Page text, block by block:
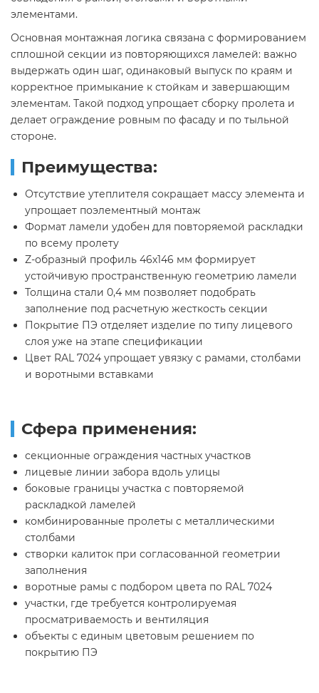
элементами.
Основная монтажная логика связана с формированием
сплошной секции из повторяющихся ламелей: важно
выдержать один шаг, одинаковый выпуск по краям и
корректное примыкание к стойкам и завершающим
элементам. Такой подход упрощает сборку пролета и
делает ограждение ровным по фасаду и по тыльной
стороне.
Преимущества:
Отсутствие утеплителя сокращает массу элемента и
упрощает поэлементный монтаж
Формат ламели удобен для повторяемой раскладки
по всему пролету
Z-образный профиль 46х146 мм формирует
устойчивую пространственную геометрию ламели
Толщина стали 0,4 мм позволяет подобрать
заполнение под расчетную жесткость секции
Покрытие ПЭ отделяет изделие по типу лицевого
слоя уже на этапе спецификации
Цвет RAL 7024 упрощает увязку с рамами, столбами
и воротными вставками
Сфера применения:
секционные ограждения частных участков
лицевые линии забора вдоль улицы
боковые границы участка с повторяемой
раскладкой ламелей
комбинированные пролеты с металлическими
столбами
створки калиток при согласованной геометрии
заполнения
воротные рамы с подбором цвета по RAL 7024
участки, где требуется контролируемая
просматриваемость и вентиляция
объекты с единым цветовым решением по
покрытию ПЭ